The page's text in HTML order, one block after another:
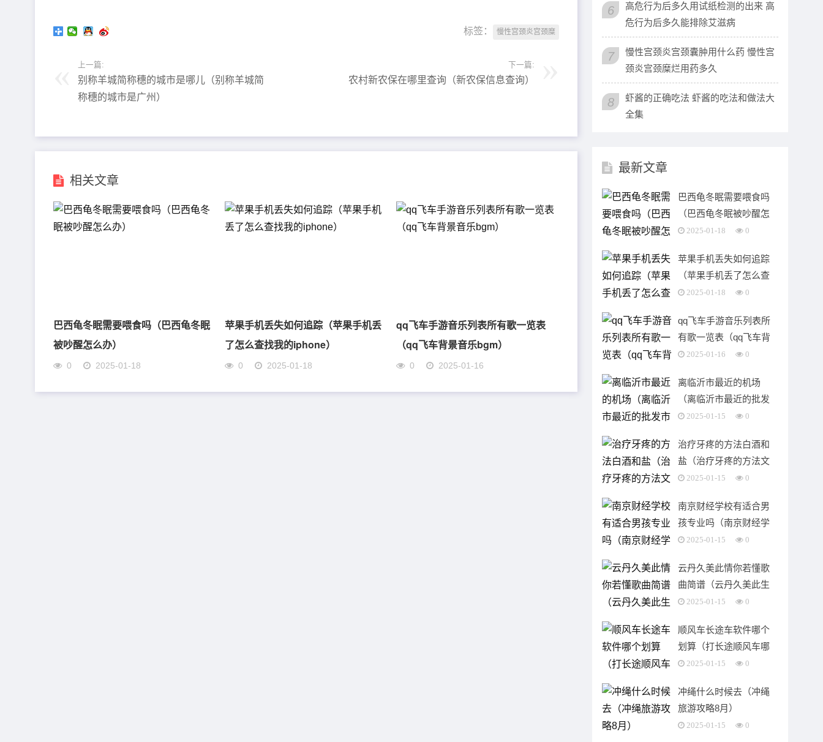
标签： 慢性宫颈炎宫颈糜
上一篇:
别称羊城简称穗的城市是哪儿（别称羊城简
称穗的城市是广州）
下一篇:
农村新农保在哪里查询（新农保信息查询）
相关文章
巴西龟冬眠需要喂食吗（巴西龟冬眠
被吵醒怎么办）
0 2025-01-18
苹果手机丢失如何追踪（苹果手机丢
了怎么查找我的iphone）
0 2025-01-18
qq飞车手游音乐列表所有歌一览表
（qq飞车背景音乐bgm）
0 2025-01-16
6
高危行为后多久用试纸检测的出来 高
危行为后多久能排除艾滋病
7
慢性宫颈炎宫颈囊肿用什么药 慢性宫
颈炎宫颈糜烂用药多久
8
虾酱的正确吃法 虾酱的吃法和做法大
全集
最新文章
巴西龟冬眠需要喂食吗
（巴西龟冬眠被吵醒怎
么办）
2025-01-18 0
苹果手机丢失如何追踪
（苹果手机丢了怎么查
找我的iphone）
2025-01-18 0
qq飞车手游音乐列表所
有歌一览表（qq飞车背
景音乐bgm）
2025-01-16 0
离临沂市最近的机场
（离临沂市最近的批发
市场是哪里）
2025-01-15 0
治疗牙疼的方法白酒和
盐（治疗牙疼的方法文
案）
2025-01-15 0
南京财经学校有适合男
孩专业吗（南京财经学
校有哪些专业）
2025-01-15 0
云丹久美此情你若懂歌
曲简谱（云丹久美此生
无悔dj完整版）
2025-01-15 0
顺风车长途车软件哪个
划算（打长途顺风车哪
个软件便宜又方便）
2025-01-15 0
冲绳什么时候去（冲绳
旅游攻略8月）
2025-01-15 0